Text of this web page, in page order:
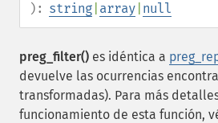
): string array null
preg_filter() es idéntica a
devuelve las ocurrencias
transformadas). Para más
funcionamiento de esta función,